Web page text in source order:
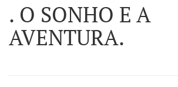
. O SONHO E A
AVENTURA.